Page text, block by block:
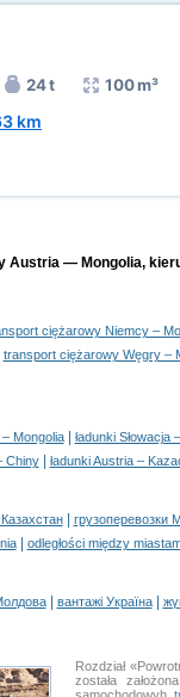
24 t 100 m³
km
Austria — Mongolia,
ciężarowy Niemcy –
transport ciężarowy Węgry –
Mongolia|
ładunki Słowacja
Chiny| ładunki Austria –
|
грузоперевозки
| odległości między
| вантажі Україна|
Rozdział
została